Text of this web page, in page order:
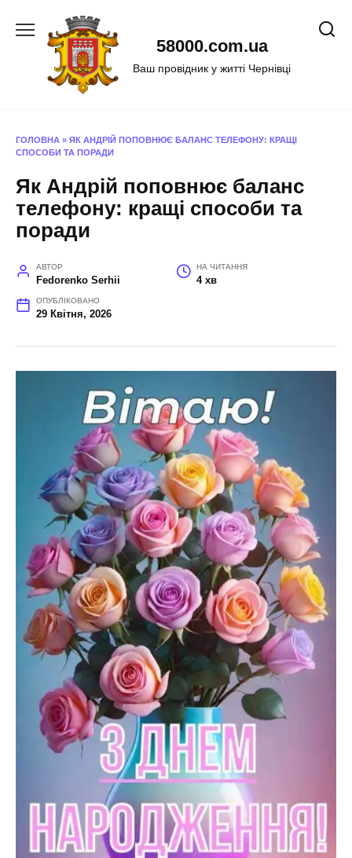
58000.com.ua
Ваш провідник у житті Чернівці
ГОЛОВНА » ЯК АНДРІЙ ПОПОВНЮЄ БАЛАНС ТЕЛЕФОНУ: КРАЩІ
СПОСОБИ ТА ПОРАДИ
Як Андрій поповнює баланс
телефону: кращі способи та
поради
АВТОР
Fedorenko Serhii
НА ЧИТАННЯ
4 хв
ОПУБЛІКОВАНО
29 Квітня, 2026